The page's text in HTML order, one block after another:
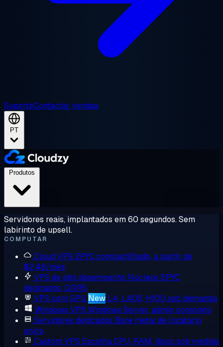
SuporteContactar vendas
PT
Servidores reais, implantados em 60 segundos. Sem
labirinto de upsell.
COMPUTAR
Cloud VPS EPYC compartilhado, a partir de
$2,48/mês
VPS de alto desempenho Núcleos EPYC
dedicados, DDR5
VPS com GPU New L4, L40S, H100 sob demanda
Windows VPS Windows Server, admin completo
Servidores dedicados Bare metal de locatário
único
Custom VPS Escolha CPU, RAM, disco sob medida